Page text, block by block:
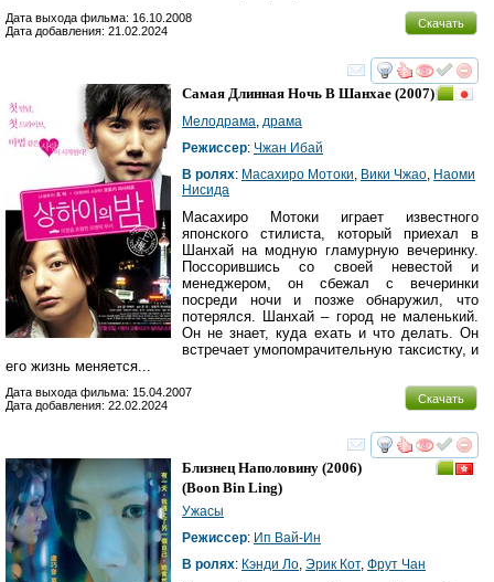
Скачать
Дата выхода фильма: 16.10.2008
Дата добавления: 21.02.2024
смотреть
Самая Длинная Ночь В Шанхае (2007)
Мелодрама драма
Режиссер: Чжан Ибай
В ролях: Масахиро Мотоки Вики Чжао Наоми
Нисида
Масахиро Мотоки играет известного
японского стилиста, который приехал в
Шанхай на модную гламурную вечеринку.
Поссорившись со своей невестой и
менеджером, он сбежал с вечеринки
посреди ночи и позже обнаружил, что
потерялся. Шанхай – город не маленький.
Он не знает, куда ехать и что делать. Он
встречает умопомрачительную таксистку, и
его жизнь меняется...
Скачать
Дата выхода фильма: 15.04.2007
Дата добавления: 22.02.2024
смотреть
Близнец Наполовину (2006)
(Boon Bin Ling)
Ужасы
Режиссер: Ип Вай-Ин
В ролях: Кэнди Ло, Эрик Кот, Фрут Чан